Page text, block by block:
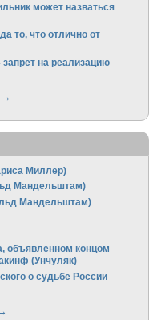
может назваться
то, что отлично от
на реализацию
→
Миллер)
Мандельштам)
Мандельштам)
объявленном концом
(Унчуляк)
о судьбе России